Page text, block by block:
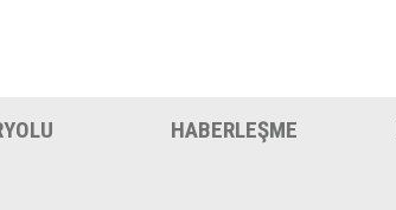
HABERLEŞME